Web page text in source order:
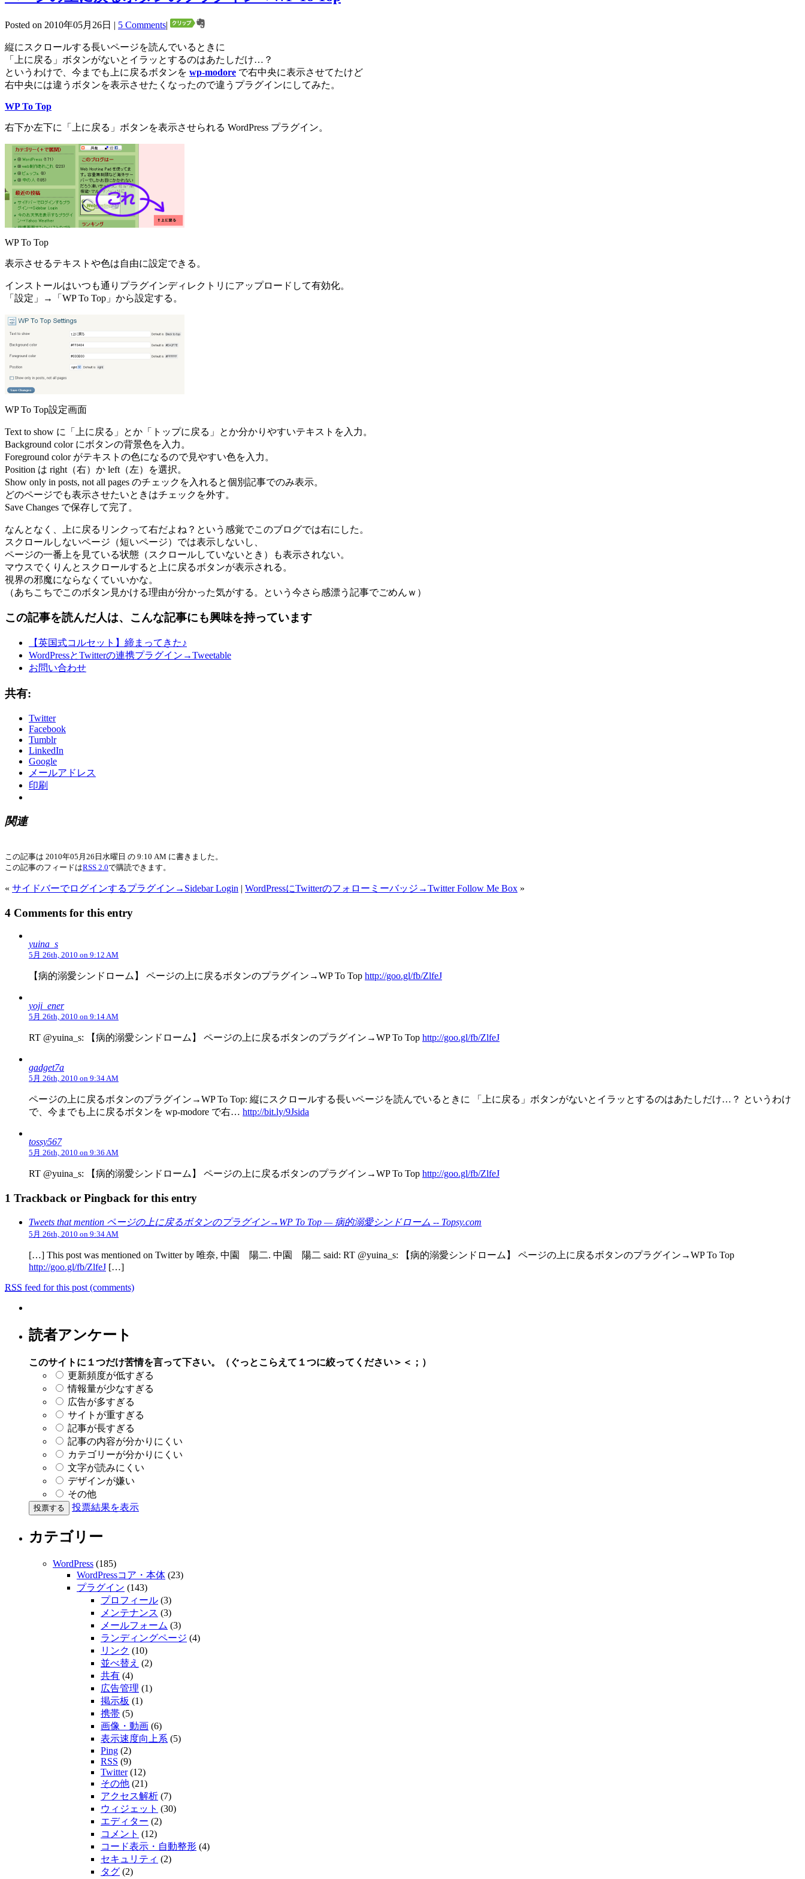
Posted on 2010年05月26日 | 5 Comments|
縦にスクロールする長いページを読んでいるときに
「上に戻る」ボタンがないとイラッとするのはあたしだけ…？
というわけで、今までも上に戻るボタンを wp-modore で右中央に表示させてたけど
右中央には違うボタンを表示させたくなったので違うプラグインにしてみた。
WP To Top
右下か左下に「上に戻る」ボタンを表示させられる WordPress プラグイン。
WP To Top
表示させるテキストや色は自由に設定できる。
インストールはいつも通りプラグインディレクトリにアップロードして有効化。
「設定」→「WP To Top」から設定する。
WP To Top設定画面
Text to show に「上に戻る」とか「トップに戻る」とか分かりやすいテキストを入力。
Background color にボタンの背景色を入力。
Foreground color がテキストの色になるので見やすい色を入力。
Position は right（右）か left（左）を選択。
Show only in posts, not all pages のチェックを入れると個別記事でのみ表示。
どのページでも表示させたいときはチェックを外す。
Save Changes で保存して完了。
なんとなく、上に戻るリンクって右だよね？という感覚でこのブログでは右にした。
スクロールしないページ（短いページ）では表示しないし、
ページの一番上を見ている状態（スクロールしていないとき）も表示されない。
マウスでくりんとスクロールすると上に戻るボタンが表示される。
視界の邪魔にならなくていいかな。
（あちこちでこのボタン見かける理由が分かった気がする。という今さら感漂う記事でごめんｗ）
この記事を読んだ人は、こんな記事にも興味を持っています
【英国式コルセット】締まってきた♪
WordPressとTwitterの連携プラグイン→Tweetable
お問い合わせ
共有:
Twitter
Facebook
Tumblr
LinkedIn
Google
メールアドレス
印刷
関連
この記事は 2010年05月26日水曜日 の 9:10 AM に書きました。
この記事のフィードはRSS 2.0で購読できます。
« サイドバーでログインするプラグイン→Sidebar Login | WordPressにTwitterのフォローミーバッジ→Twitter Follow Me Box »
4 Comments for this entry
yuina_s
5月 26th, 2010 on 9:12 AM
【病的溺愛シンドローム】 ページの上に戻るボタンのプラグイン→WP To Top http://goo.gl/fb/ZlfeJ
yoji_ener
5月 26th, 2010 on 9:14 AM
RT @yuina_s: 【病的溺愛シンドローム】 ページの上に戻るボタンのプラグイン→WP To Top http://goo.gl/fb/ZlfeJ
gadget7a
5月 26th, 2010 on 9:34 AM
ページの上に戻るボタンのプラグイン→WP To Top: 縦にスクロールする長いページを読んでいるときに 「上に戻る」ボタンがないとイラッとするのはあたしだけ…？ というわけ
で、今までも上に戻るボタンを wp-modore で右… http://bit.ly/9Jsida
tossy567
5月 26th, 2010 on 9:36 AM
RT @yuina_s: 【病的溺愛シンドローム】 ページの上に戻るボタンのプラグイン→WP To Top http://goo.gl/fb/ZlfeJ
1 Trackback or Pingback for this entry
Tweets that mention ページの上に戻るボタンのプラグイン→WP To Top — 病的溺愛シンドローム -- Topsy.com
5月 26th, 2010 on 9:34 AM
[…] This post was mentioned on Twitter by 唯奈, 中園 陽二. 中園 陽二 said: RT @yuina_s: 【病的溺愛シンドローム】 ページの上に戻るボタンのプラグイン→WP To Top
http://goo.gl/fb/ZlfeJ […]
RSS feed for this post (comments)
読者アンケート
このサイトに１つだけ苦情を言って下さい。（ぐっとこらえて１つに絞ってください＞＜；）
更新頻度が低すぎる
情報量が少なすぎる
広告が多すぎる
サイトが重すぎる
記事が長すぎる
記事の内容が分かりにくい
カテゴリーが分かりにくい
文字が読みにくい
デザインが嫌い
その他
投票結果を表示
カテゴリー
WordPress (185)
WordPressコア・本体 (23)
プラグイン (143)
プロフィール (3)
メンテナンス (3)
メールフォーム (3)
ランディングページ (4)
リンク (10)
並べ替え (2)
共有 (4)
広告管理 (1)
掲示板 (1)
携帯 (5)
画像・動画 (6)
表示速度向上系 (5)
Ping (2)
RSS (9)
Twitter(12)
その他 (21)
アクセス解析 (7)
ウィジェット (30)
エディター (2)
コメント (12)
コード表示・自動整形 (4)
セキュリティ (2)
タグ (2)